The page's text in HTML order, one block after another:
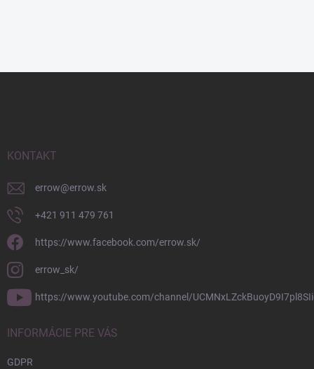
KONTAKT
errow@errow.sk
+421 911 479 761
https://www.facebook.com/errow.sk/
errow_sk/
https://www.youtube.com/channel/
INFORMÁCIE PRE VÁS
GDPR